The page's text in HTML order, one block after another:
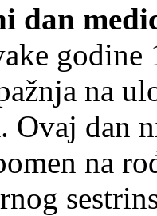
dan
na
Ovaj dan
na